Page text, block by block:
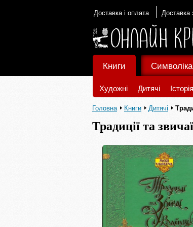
Доставка і оплата Доставка
Книги
Художні Дитячі Історія
Символіка
Головна Книги Дитячі
Традиції та